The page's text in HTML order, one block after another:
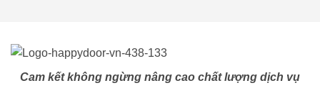
Cam kết không ngừng nâng cao chất lượng dịch vụ